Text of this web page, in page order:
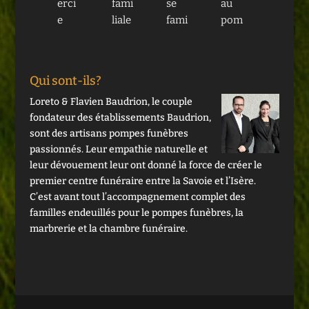
erci
e
ipe
pou
r sa
gent
illes
se sa
bien
veill
anc
e
fami
liale
t
d'e
mpa
thie.
Les
pom
pes
funè
bres
se
fami
eme
nt
resp
ectu
euse
,
disc
rète,
emp
au
pom
Bou
drio
n,
pou
r
leur
s
prof
urs
aux
serv
ices
Qui sont-ils?
Loreto & Flavien Baudrion, le couple
fondateur des établissements Baudrion,
sont des artisans pompes funèbres
passionnés. Leur empathie naturelle et
leur dévouement leur ont donné la force de créer le
premier centre funéraire entre la Savoie et l’Isère.
C’est avant tout l’accompagnement complet des
familles endeuillés pour le pompes funèbres, la
marbrerie et la chambre funéraire.